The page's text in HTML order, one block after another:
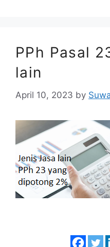
PPh Pasal
lain
April 10, 2023 by